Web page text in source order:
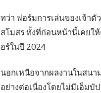
ทว่า ฟอร์มการเล่นของเจ้า
สโมสร ทั้งที่ก่อนหน้านี้เคยใ
อร์ในปี 2024
นอกเหนือจากผลงานในสน
อย่างต่อเนื่องโดยไม่มีเอ็ม